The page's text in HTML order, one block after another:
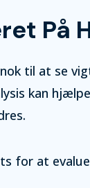
På
til at se
kan
for at